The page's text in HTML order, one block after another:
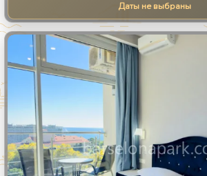
Даты не выбраны
1/8